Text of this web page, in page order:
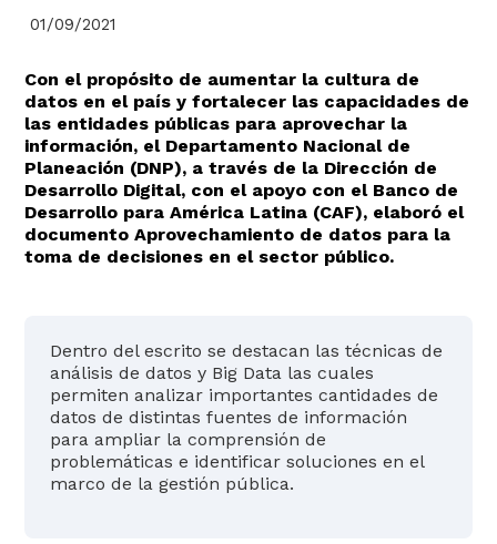
InicioActualmente
seleccionado
01/09/2021
​Con el propósito de aumentar la cultura de
datos en el país y fortalecer las capacidades de
las entidades públicas para aprovechar la
información, el Departamento Nacional de
Planeación (DNP), a través de la Dirección de
Desarrollo Digital, con el apoyo con el Banco de
Desarrollo para América Latina (CAF), elaboró el
documento Aprovechamiento de datos para la
toma de decisiones en el sector público.​
Dentro del escrito se destacan las técnicas de
análisis de datos y Big Data las cuales
permiten analizar importantes cantidades de
datos de distintas fuentes de información
para ampliar la comprensión de
problemáticas e identificar soluciones en el
marco de la gestión pública.